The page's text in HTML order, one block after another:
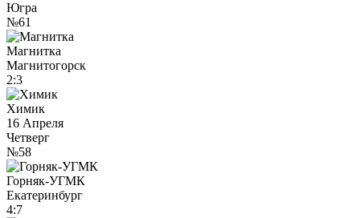
Югра
№61
Магнитка
Магнитогорск
2:3
Химик
16 Апреля
Четверг
№58
Горняк-УГМК
Екатеринбург
4:7